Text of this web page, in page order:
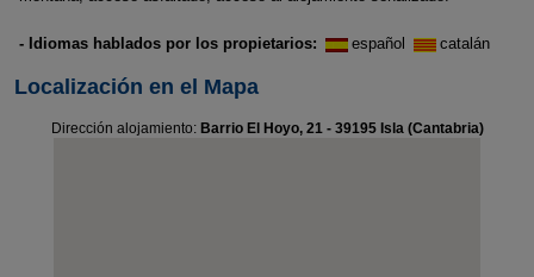
- Idiomas hablados por los propietarios: español catalán
Localización en el Mapa
Dirección alojamiento: Barrio El Hoyo, 21 - 39195 Isla (Cantabria)